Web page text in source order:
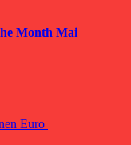
Month Mai